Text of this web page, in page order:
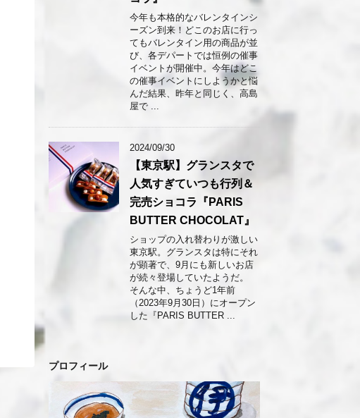
今年も本格的なバレンタインシ
ーズン到来！どこのお店に行っ
てもバレンタイン用の商品が並
び、各デパートでは恒例の催事
イベントが開催中。今年はどこ
の催事イベントにしようかと悩
んだ結果、昨年と同じく、高島
屋で ...
2024/09/30
【東京駅】グランスタで
人気すぎていつも行列＆
完売ショコラ『PARIS
BUTTER CHOCOLAT』
ショップの入れ替わりが激しい
東京駅。グランスタは特にそれ
が顕著で、9月にも新しいお店
が続々登場していたようだ。
そんな中、ちょうど1年前
（2023年9月30日）にオープン
した『PARIS BUTTER ...
プロフィール